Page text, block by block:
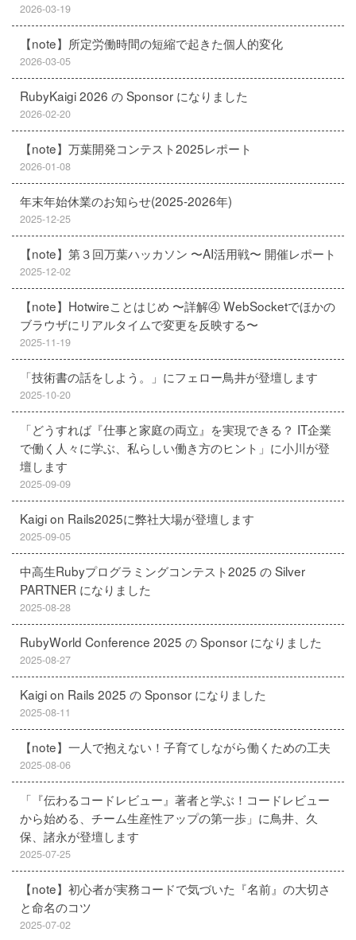
2026-03-19
【note】所定労働時間の短縮で起きた個人的変化
2026-03-05
RubyKaigi 2026 の Sponsor になりました
2026-02-20
【note】万葉開発コンテスト2025レポート
2026-01-08
年末年始休業のお知らせ(2025-2026年)
2025-12-25
【note】第３回万葉ハッカソン 〜AI活用戦〜 開催レポート
2025-12-02
【note】Hotwireことはじめ 〜詳解④ WebSocketでほかの
ブラウザにリアルタイムで変更を反映する〜
2025-11-19
「技術書の話をしよう。」にフェロー鳥井が登壇します
2025-10-20
「どうすれば『仕事と家庭の両立』を実現できる？ IT企業
で働く人々に学ぶ、私らしい働き方のヒント」に小川が登
壇します
2025-09-09
Kaigi on Rails2025に弊社大場が登壇します
2025-09-05
中高生Rubyプログラミングコンテスト2025 の Silver
PARTNER になりました
2025-08-28
RubyWorld Conference 2025 の Sponsor になりました
2025-08-27
Kaigi on Rails 2025 の Sponsor になりました
2025-08-11
【note】一人で抱えない！子育てしながら働くための工夫
2025-08-06
「『伝わるコードレビュー』著者と学ぶ！コードレビュー
から始める、チーム生産性アップの第一歩」に鳥井、久
保、諸永が登壇します
2025-07-25
【note】初心者が実務コードで気づいた『名前』の大切さ
と命名のコツ
2025-07-02